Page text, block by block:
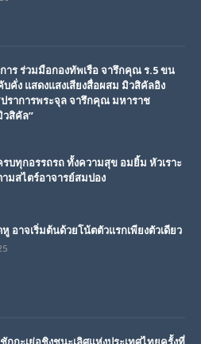
าร ร่วมมือกองทัพเรือ จารึกคุณ ร.5 ขน
คั่ง แสดงแสงเสียงสื่อผสม มิวสิคัลอิง
ปราการพระจุล จารึกคุณ มหาราช
วสิคัล”
บทุกอรรถรถ ทั้งความสุข อมยิ้ม หัวเราะ
มสไตร์อาจารย์สมปอง
หู อาจเริ่มต้นด้วยโน้ตตัวแรกเพียงตัวเดียว